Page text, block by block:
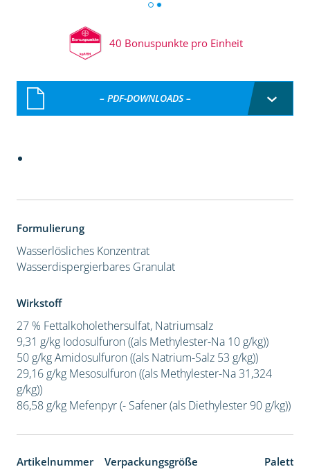
40 Bonuspunkte pro Einheit
– PDF-DOWNLOADS –
Formulierung
Wasserlösliches Konzentrat
Wasserdispergierbares Granulat
Wirkstoff
27 % Fettalkoholethersulfat, Natriumsalz
9,31 g/kg Iodosulfuron ((als Methylester-Na 10 g/kg))
50 g/kg Amidosulfuron ((als Natrium-Salz 53 g/kg))
29,16 g/kg Mesosulfuron ((als Methylester-Na 31,324
g/kg))
86,58 g/kg Mefenpyr (- Safener (als Diethylester 90 g/kg))
Artikelnummer Verpackungsgröße